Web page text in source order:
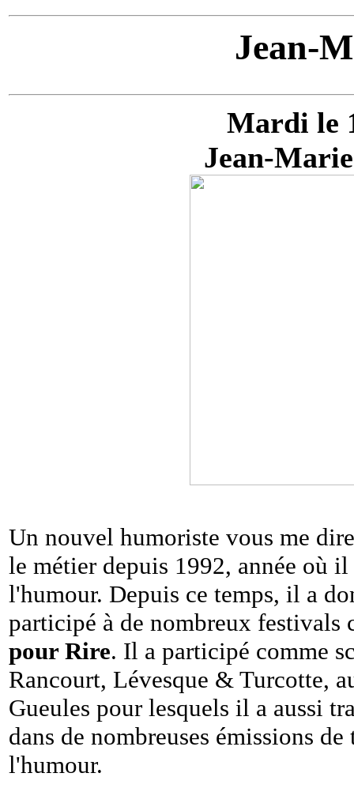
Jean-
Mardi le
Jean-
Un nouvel humoriste vous me
le métier depuis 1992, année où
l'humour. Depuis ce temps, il a
participé à de nombreux festivals
pour Rire. Il a participé comme
Rancourt, Lévesque & Turcotte,
Gueules pour lesquels il a aussi
dans de nombreuses émissions
l'humour.